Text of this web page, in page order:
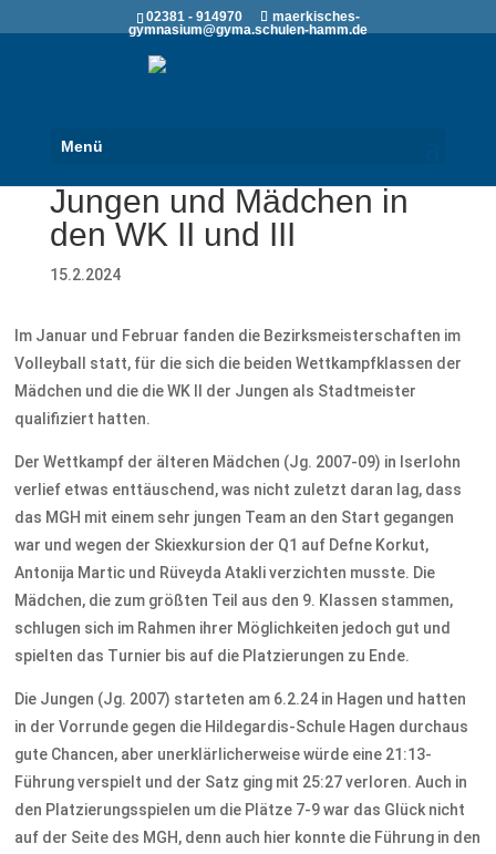
02381 - 914970
maerkisches-
gymnasium@gyma.schulen-hamm.de
Menü
Bezirksmeisterschaften
Jungen und Mädchen in
den WK II und III
15.2.2024
Im Januar und Februar fanden die Bezirksmeisterschaften im
Volleyball statt, für die sich die beiden Wettkampfklassen der
Mädchen und die die WK II der Jungen als Stadtmeister
qualifiziert hatten.
Der Wettkampf der älteren Mädchen (Jg. 2007-09) in Iserlohn
verlief etwas enttäuschend, was nicht zuletzt daran lag, dass
das MGH mit einem sehr jungen Team an den Start gegangen
war und wegen der Skiexkursion der Q1 auf Defne Korkut,
Antonija Martic und Rüveyda Atakli verzichten musste. Die
Mädchen, die zum größten Teil aus den 9. Klassen stammen,
schlugen sich im Rahmen ihrer Möglichkeiten jedoch gut und
spielten das Turnier bis auf die Platzierungen zu Ende.
Die Jungen (Jg. 2007) starteten am 6.2.24 in Hagen und hatten
in der Vorrunde gegen die Hildegardis-Schule Hagen durchaus
gute Chancen, aber unerklärlicherweise würde eine 21:13-
Führung verspielt und der Satz ging mit 25:27 verloren. Auch in
den Platzierungsspielen um die Plätze 7-9 war das Glück nicht
auf der Seite des MGH, denn auch hier konnte die Führung in den